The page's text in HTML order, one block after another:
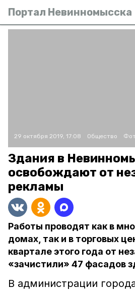
Портал Невинномысска
29 октября 2019, 17:08 Общество
Здания в
освобождают от
рекламы
Работы проводят как в
домах, так и в торговых
квартале этого года от
«зачистили» 47 фасадов
В администрации